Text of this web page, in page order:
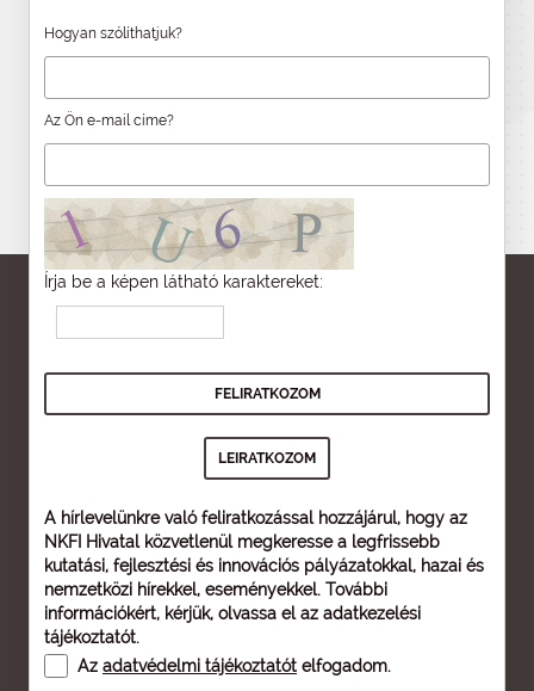
Hogyan szólíthatjuk?
Az Ön e-mail címe?
Írja be a képen látható karaktereket:
A hírlevelünkre való feliratkozással hozzájárul, hogy az
NKFI Hivatal közvetlenül megkeresse a legfrissebb
kutatási, fejlesztési és innovációs pályázatokkal, hazai és
nemzetközi hírekkel, eseményekkel. További
információkért, kérjük, olvassa el az adatkezelési
tájékoztatót.
Az adatvédelmi tájékoztatót elfogadom.